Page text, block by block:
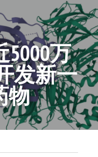
万
发新一
物